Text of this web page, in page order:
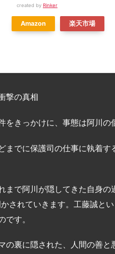
created by Rinker
Amazon 楽天市場
撃の真相
をきっかけに、事態は阿川の
までに保護司の仕事に執着
まで阿川が隠してきた自身
されていきます。工藤誠と
す。
の裏に隠された、人間の善